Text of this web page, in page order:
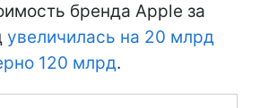
бренда Apple за
увеличилась на 20 млрд
120 млрд.